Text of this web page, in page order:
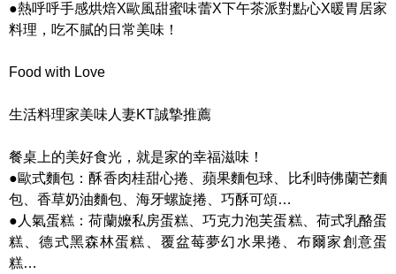
●熱呼呼手感烘焙X歐風甜蜜味蕾X下午茶派對點心X暖胃居家
料理，吃不膩的日常美味！
Food with Love
生活料理家美味人妻KT誠摯推薦
餐桌上的美好食光，就是家的幸福滋味！
●歐式麵包：酥香肉桂甜心捲、蘋果麵包球、比利時佛蘭芒麵
包、香草奶油麵包、海牙螺旋捲、巧酥可頌…
●人氣蛋糕：荷蘭嬤私房蛋糕、巧克力泡芙蛋糕、荷式乳酪蛋
糕、德式黑森林蛋糕、覆盆莓夢幻水果捲、布爾家創意蛋
糕…